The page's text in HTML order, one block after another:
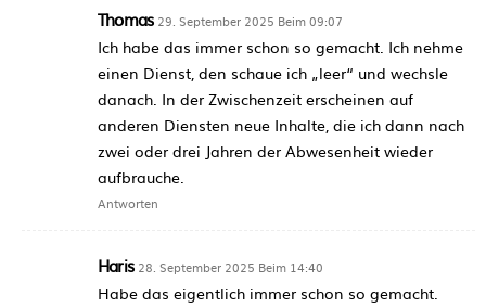
Thomas 29. September 2025 Beim 09:07
Ich habe das immer schon so gemacht. Ich nehme
einen Dienst, den schaue ich „leer“ und wechsle
danach. In der Zwischenzeit erscheinen auf
anderen Diensten neue Inhalte, die ich dann nach
zwei oder drei Jahren der Abwesenheit wieder
aufbrauche.
Antworten
Haris 28. September 2025 Beim 14:40
Habe das eigentlich immer schon so gemacht.